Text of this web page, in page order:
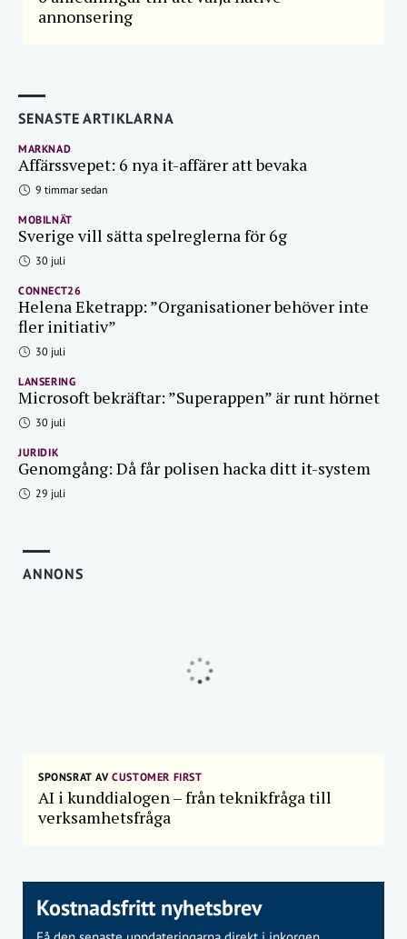
annonsering
SENASTE ARTIKLARNA
MARKNAD
Affärssvepet: 6 nya it-affärer att bevaka
9 timmar sedan
MOBILNÄT
Sverige vill sätta spelreglerna för 6g
30 juli
CONNECT26
Helena Eketrapp: ”Organisationer behöver inte
fler initiativ”
30 juli
LANSERING
Microsoft bekräftar: ”Superappen” är runt hörnet
30 juli
JURIDIK
Genomgång: Då får polisen hacka ditt it-system
29 juli
ANNONS
SPONSRAT AVCUSTOMER FIRST
AI i kunddialogen – från teknikfråga till
verksamhetsfråga
Kostnadsfritt nyhetsbrev